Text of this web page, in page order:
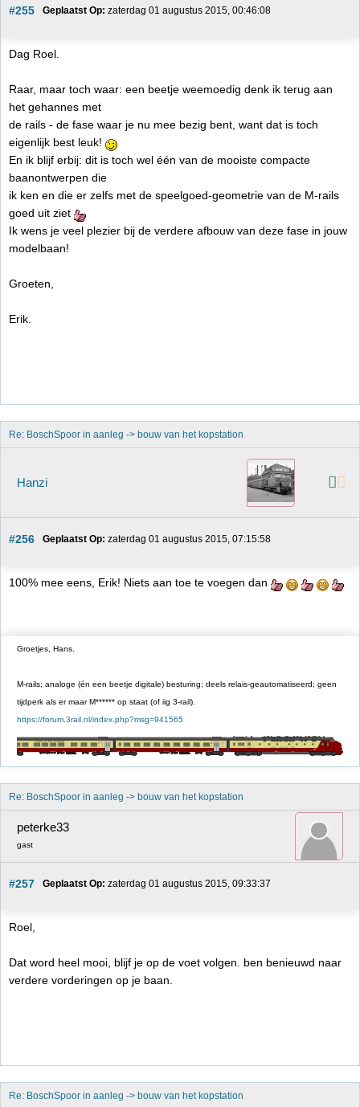
#255 Geplaatst Op: zaterdag 01 augustus 2015, 00:46:08
Dag Roel.
Raar, maar toch waar: een beetje weemoedig denk ik terug aan
het gehannes met
de rails - de fase waar je nu mee bezig bent, want dat is toch
eigenlijk best leuk!
En ik blijf erbij: dit is toch wel één van de mooiste compacte
baanontwerpen die
ik ken en die er zelfs met de speelgoed-geometrie van de M-rails
goed uit ziet
Ik wens je veel plezier bij de verdere afbouw van deze fase in jouw
modelbaan!
Groeten,
Erik.
Re: BoschSpoor in aanleg -> bouw van het kopstation
Hanzi
#256 Geplaatst Op: zaterdag 01 augustus 2015, 07:15:58
100% mee eens, Erik! Niets aan toe te voegen dan
Groetjes, Hans.
M-rails; analoge (én een beetje digitale) besturing; deels relais-geautomatiseerd; geen
tijdperk als er maar M****** op staat (of iig 3-rail).
https://forum.3rail.nl/index.php?msg=941565
Re: BoschSpoor in aanleg -> bouw van het kopstation
peterke33
gast
#257 Geplaatst Op: zaterdag 01 augustus 2015, 09:33:37
Roel,
Dat word heel mooi, blijf je op de voet volgen. ben benieuwd naar
verdere vorderingen op je baan.
Re: BoschSpoor in aanleg -> bouw van het kopstation